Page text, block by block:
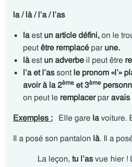
la / là / l’a / l’as
laest un article défini,on le
peutêtre remplacépar une.
làest un adverbe il peut être
l’a et l’assont le pronom«l’»
avoir à la 2ème et 3ème
on peut le remplacerparavais
Exemples :
Elle gare lavoiture.
Il a posé son pantalon là. Il a
La leçon,tu l’asvue hier !